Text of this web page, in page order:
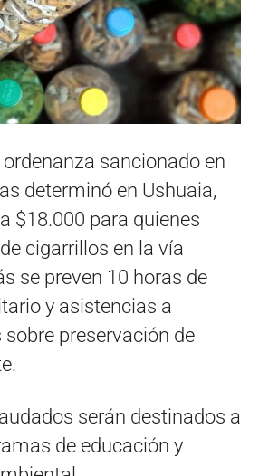
sancionado en
determinó en Ushuaia,
$18.000 para quienes
cigarrillos en la vía
se preven 10 horas de
y asistencias a
preservación de
serán destinados a
de educación y